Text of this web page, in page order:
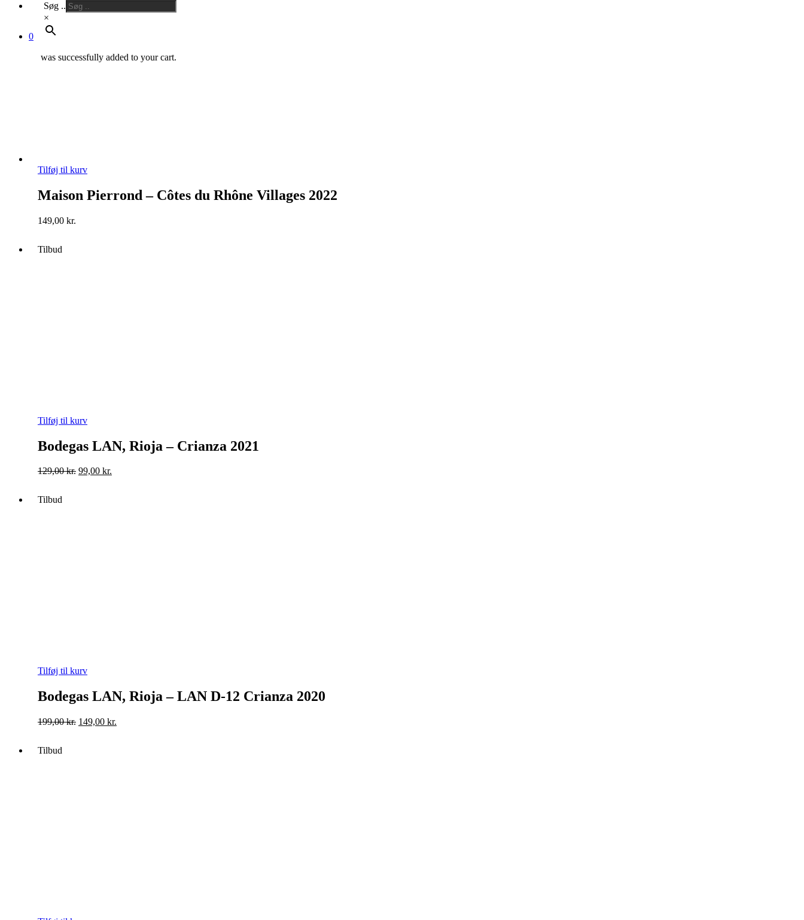
Søg ..
×
0
was successfully added to your cart.
Tilføj til kurv
Maison Pierrond – Côtes du Rhône Villages 2022
149,00 kr.
Tilbud
Tilføj til kurv
Bodegas LAN, Rioja – Crianza 2021
129,00kr. Original
99,00 kr.
Tilbud
Tilføj til kurv
Bodegas LAN, Rioja – LAN D-12 Crianza 2020
199,00kr. Original
149,00 kr.
Tilbud